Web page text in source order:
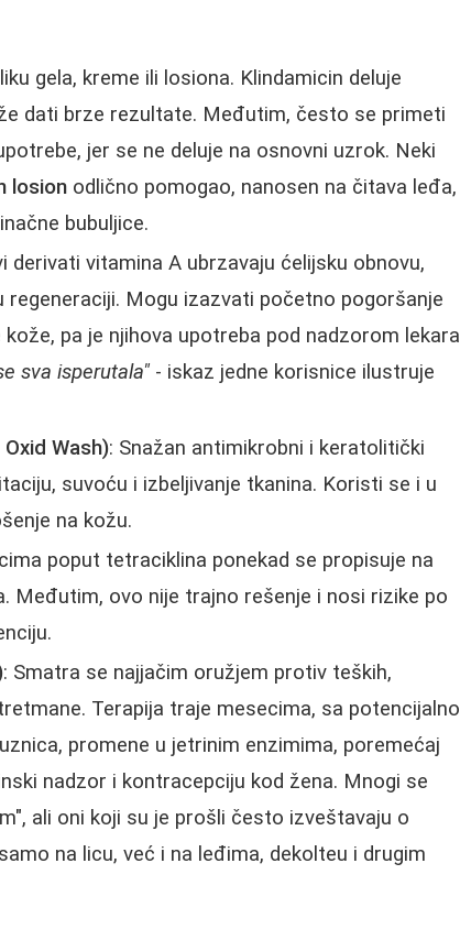
gela, kreme ili losiona. Klindamicin deluje
dati brze rezultate. Međutim, često se primeti
jer se ne deluje na osnovni uzrok. Neki
losion odlično pomogao, nanosen na čitava leđa,
bubuljice.
derivati vitamina A ubrzavaju ćelijsku obnovu,
regeneraciji. Mogu izazvati početno pogoršanje
pa je njihova upotreba pod nadzorom lekara
sva isperutala" - iskaz jedne korisnice ilustruje
Wash): Snažan antimikrobni i keratolitički
suvoću i izbeljivanje tkanina. Koristi se i u
na kožu.
poput tetraciklina ponekad se propisuje na
Međutim, ovo nije trajno rešenje i nosi rizike po
: Smatra se najjačim oružjem protiv teških,
Terapija traje mesecima, sa potencijalno
promene u jetrinim enzimima, poremećaj
nadzor i kontracepciju kod žena. Mnogi se
ali oni koji su je prošli često izveštavaju o
na licu, već i na leđima, dekolteu i drugim